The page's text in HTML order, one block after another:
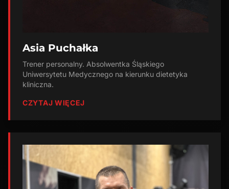
Asia Puchałka
Trener personalny. Absolwentka Śląskiego
Uniwersytetu Medycznego na kierunku dietetyka
kliniczna.
CZYTAJ WIĘCEJ